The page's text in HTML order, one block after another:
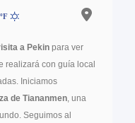
a Pekin para ver
realizará con guía local
Iniciamos
de Tiananmen, una
Seguimos al